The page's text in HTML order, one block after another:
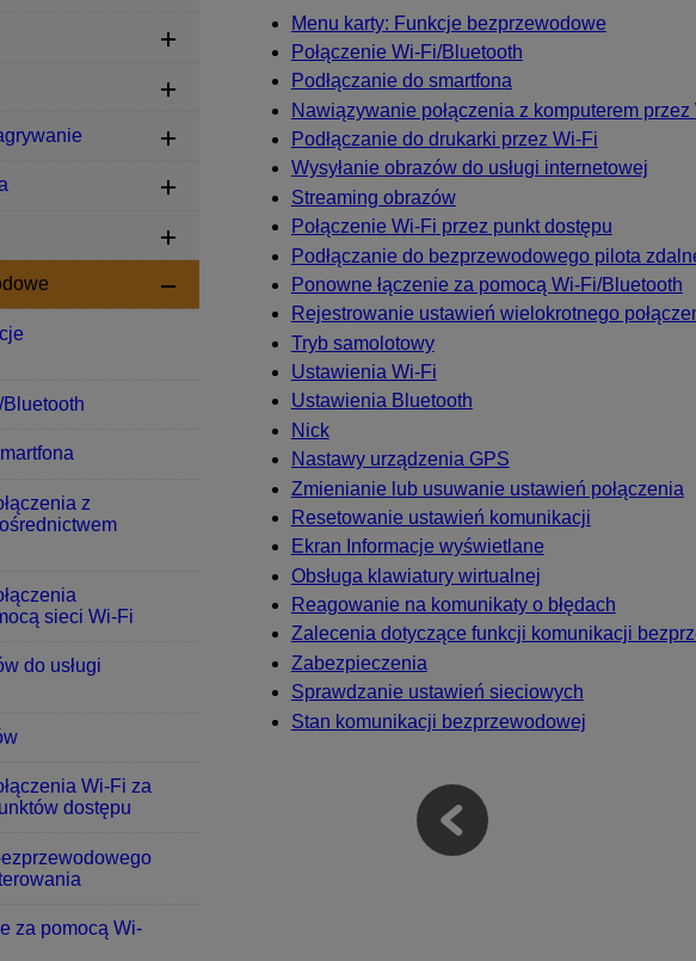
Menu karty: Funkcje bezprzewodowe
Połączenie Wi-Fi/Bluetooth
Podłączanie do smartfona
Nawiązywanie połączenia z komputerem przez
Podłączanie do drukarki przez Wi-Fi
Wysyłanie obrazów do usługi internetowej
Streaming obrazów
Połączenie Wi-Fi przez punkt dostępu
Podłączanie do bezprzewodowego pilota
Ponowne łączenie za pomocą Wi-Fi/Bluetooth
Rejestrowanie ustawień wielokrotnego
Tryb samolotowy
Ustawienia Wi-Fi
Ustawienia Bluetooth
Nick
Nastawy urządzenia GPS
Zmienianie lub usuwanie ustawień połączenia
Resetowanie ustawień komunikacji
Ekran Informacje wyświetlane
Obsługa klawiatury wirtualnej
Reagowanie na komunikaty o błędach
Zalecenia dotyczące funkcji komunikacji
Zabezpieczenia
Sprawdzanie ustawień sieciowych
Stan komunikacji bezprzewodowej
Bluetooth
z
sieci Wi-Fi
do usługi
Wi-Fi za
dostępu
za pomocą Wi-